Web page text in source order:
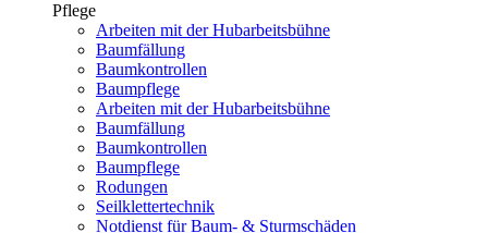
Pflege
Arbeiten mit der Hubarbeitsbühne
Baumfällung
Baumkontrollen
Baumpflege
Arbeiten mit der Hubarbeitsbühne
Baumfällung
Baumkontrollen
Baumpflege
Rodungen
Seilklettertechnik
Notdienst für Baum- & Sturmschäden